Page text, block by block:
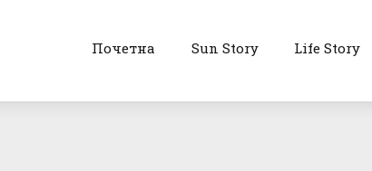
Почетна Sun Story Life Story